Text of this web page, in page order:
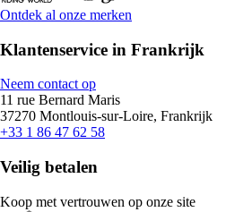
Ontdek al onze merken
Klantenservice in Frankrijk
Neem contact op
11 rue Bernard Maris
37270 Montlouis-sur-Loire, Frankrijk
+33 1 86 47 62 58
Veilig betalen
Koop met vertrouwen op onze site